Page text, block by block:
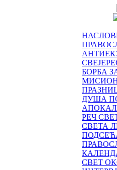
БОРБА
ДУША
РЕЧ
СВЕТА
СВЕТ